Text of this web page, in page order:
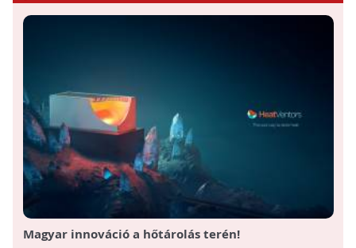
Magyar innováció a hőtárolás terén!